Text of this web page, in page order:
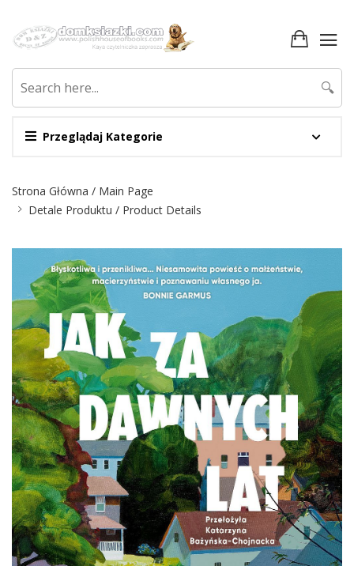
Przeglądaj Kategorie
🔍
Strona Główna / Main Page
Detale Produktu / Product Details